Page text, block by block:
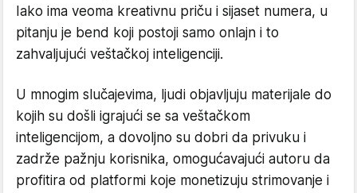
Iako ima veoma kreativnu priču i sijaset numera, u
pitanju je bend koji postoji samo onlajn i to
zahvaljujući veštačkoj inteligenciji.
U mnogim slučajevima, ljudi objavljuju materijale do
kojih su došli igrajući se sa veštačkom
inteligencijom, a dovoljno su dobri da privuku i
zadrže pažnju korisnika, omogućavajući autoru da
profitira od platformi koje monetizuju strimovanje i